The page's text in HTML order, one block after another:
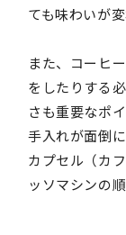
ても味わいが変
また、コーヒ
をしたりする
さも重要なポ
手入れが面倒
カプセル（カ
ッソマシンの